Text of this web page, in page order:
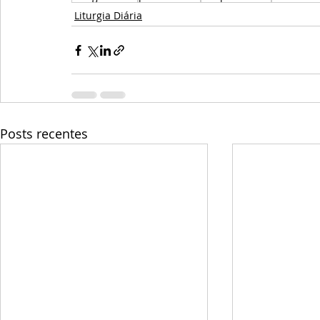
Liturgia Diária
Posts recentes